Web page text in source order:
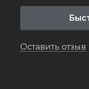
Оставить отзыв